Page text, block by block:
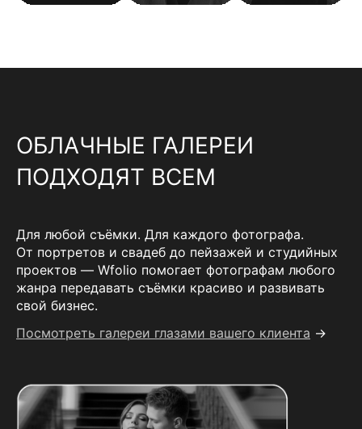
ОБЛАЧНЫЕ ГАЛЕРЕИ
ПОДХОДЯТ ВСЕМ
Для любой съёмки. Для каждого фотографа.
От портретов и свадеб до пейзажей и студийных
проектов — Wfolio помогает фотографам любого
жанра передавать съёмки красиво и развивать
свой бизнес.
Посмотреть галереи глазами вашего клиента →